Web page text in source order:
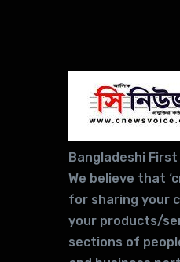
Bangladeshi
We believe that
for sharing your
your products/
sections of